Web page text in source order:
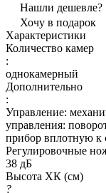
Нашли дешевле?
Хочу в подарок
Характеристики
Количество камер
:
однокамерный
Дополнительно
:
Управление:
управления:
прибор вплотную к
Регулировочные
38 дБ
Высота ХК (см)
?